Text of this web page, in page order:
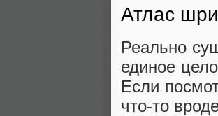
Атлас
Реально
единое
Если
что-то